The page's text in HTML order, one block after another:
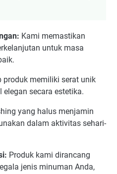
Kami memastikan
untuk masa
produk memiliki serat unik
secara estetika.
yang halus menjamin
dalam aktivitas sehari-
Produk kami dirancang
jenis minuman Anda,